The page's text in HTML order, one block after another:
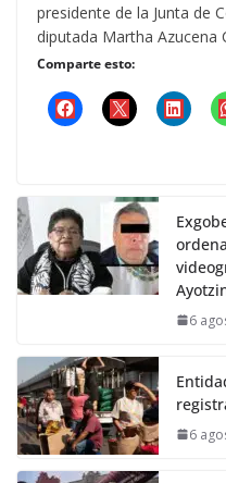
presidente de la Junta de
diputada Martha Azucena
Comparte esto:
6
6